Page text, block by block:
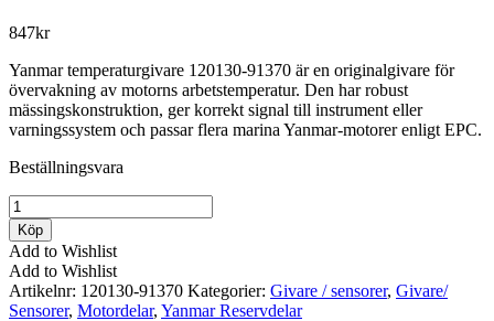
847kr
Yanmar temperaturgivare 120130-91370 är en originalgivare för
övervakning av motorns arbetstemperatur. Den har robust
mässingskonstruktion, ger korrekt signal till instrument eller
varningssystem och passar flera marina Yanmar-motorer enligt EPC.
Beställningsvara
Yanmar
-
Temperaturgivare
mängd
Köp
Add to Wishlist
Add to Wishlist
Artikelnr: 120130-91370 Kategorier: Givare / sensorer, Givare/
Sensorer, Motordelar, Yanmar Reservdelar